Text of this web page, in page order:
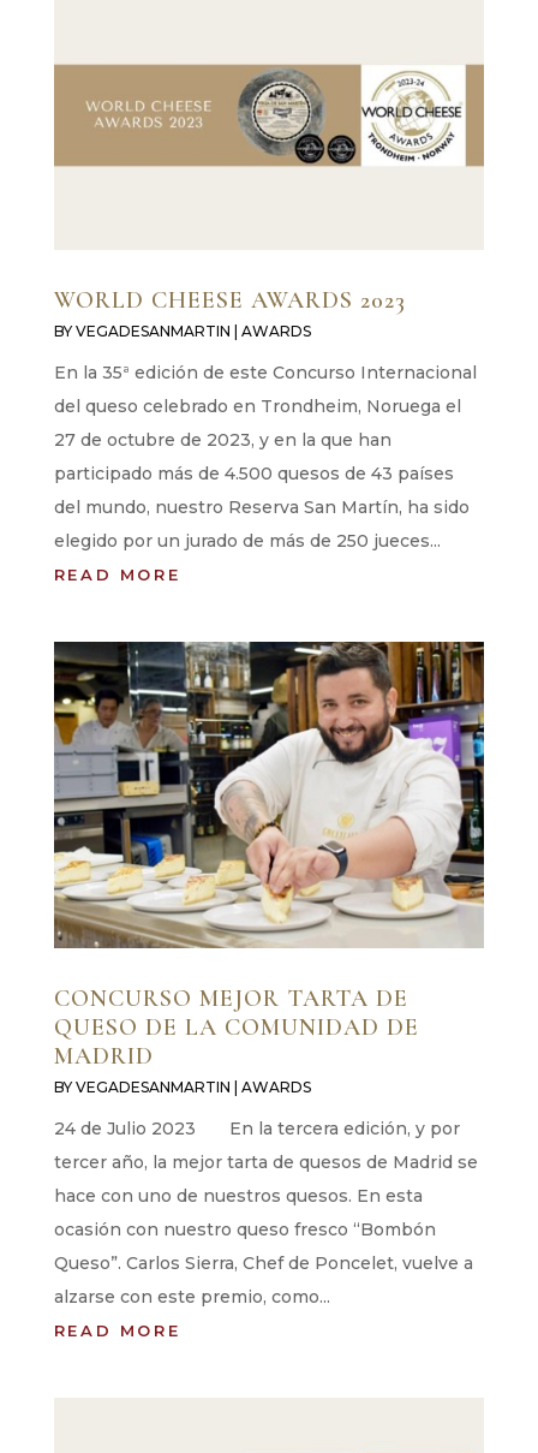
WORLD CHEESE AWARDS 2023
BY VEGADESANMARTIN AWARDS
En la 35ª edición de este Concurso Internacional
del queso celebrado en Trondheim, Noruega el
27 de octubre de 2023, y en la que han
participado más de 4.500 quesos de 43 países
del mundo, nuestro Reserva San Martín, ha sido
elegido por un jurado de más de 250 jueces...
READ MORE
CONCURSO MEJOR TARTA DE
QUESO DE LA COMUNIDAD DE
MADRID
BY VEGADESANMARTIN AWARDS
24 de Julio 2023 En la tercera edición, y por
tercer año, la mejor tarta de quesos de Madrid se
hace con uno de nuestros quesos. En esta
ocasión con nuestro queso fresco “Bombón
Queso”. Carlos Sierra, Chef de Poncelet, vuelve a
alzarse con este premio, como...
READ MORE